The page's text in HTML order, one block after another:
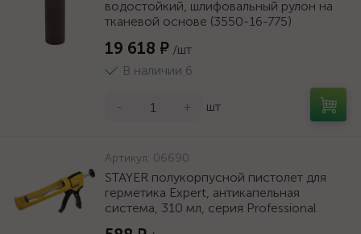
водостойкий, шлифовальный рулон на
тканевой основе (3550-16-775)
19 618 ₽ /шт
В наличии 6
- + шт
Артикул: 06690
STAYER полукорпусной пистолет для
герметика Expert, антикапельная
система, 310 мл, серия Professional